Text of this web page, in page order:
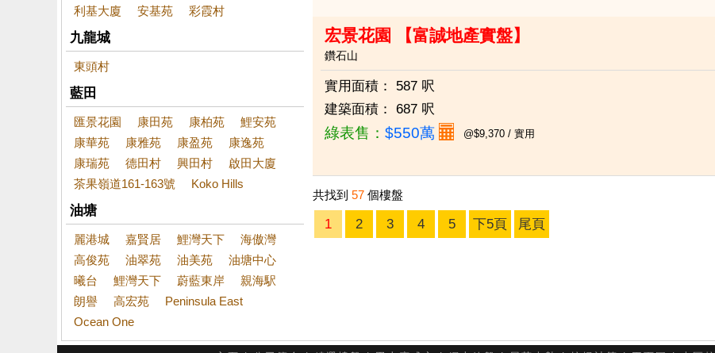
利基大廈
安基苑 彩霞村
九龍城
東頭村
藍田
匯景花園 康田苑 康柏苑
鯉安苑
康華苑
康雅苑 康盈苑
康逸苑
康瑞苑
德田村 興田村
啟田大廈
茶果嶺道161-163號
Koko Hills
油塘
麗港城 嘉賢居 鯉灣天下
海傲灣
高俊苑
油翠苑 油美苑
油塘中心
曦台
鯉灣天下 蔚藍東岸
親海駅
朗譽
高宏苑
Peninsula East
Ocean One
宏景花園 【富誠地產實盤】
鑽石山
實用面積：
587 呎
建築面積：
687 呎
綠表售： $550萬 @$9,370 / 實用
共找到 57 個樓盤
1 2 3 4 5 下5頁 尾頁